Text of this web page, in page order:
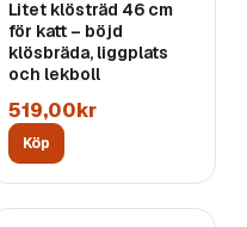
Litet klösträd 46 cm
för katt – böjd
klösbräda, liggplats
och lekboll
519,00kr
Köp